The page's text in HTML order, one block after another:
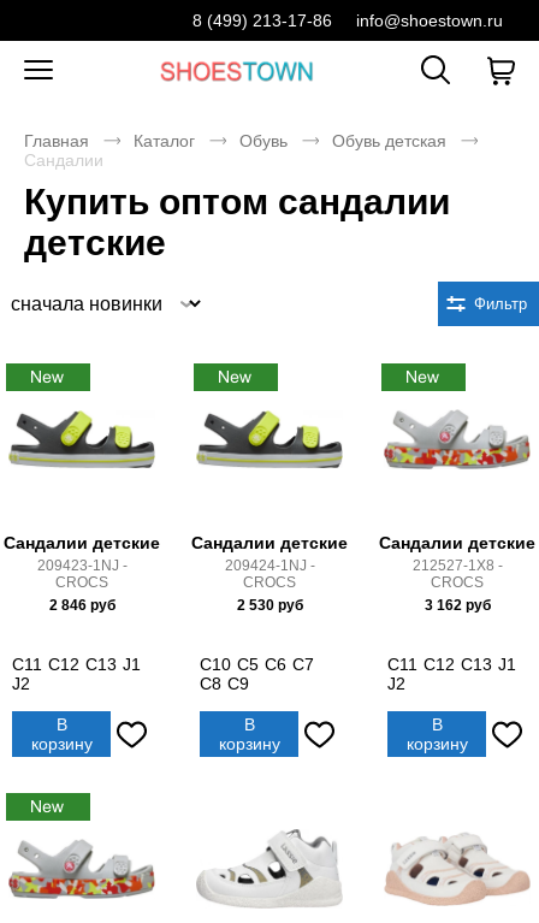
8 (499) 213-17-86 info@shoestown.ru
Главная Каталог Обувь
Обувь детская
Сандалии
Купить оптом сандалии
детские
Фильтр
Сандалии детские
209423-1NJ -
CROCS
2 846руб
C11 C12 C13 J1
J2
В
корзину
Сандалии детские
209424-1NJ -
CROCS
2 530руб
C10 C5 C6 C7
C8 C9
В
корзину
Сандалии детские
212527-1X8 -
CROCS
3 162руб
C11 C12 C13 J1
J2
В
корзину